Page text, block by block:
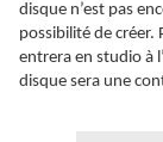
disque n’est pas
possibilité de créer.
entrera en studio à
disque sera une